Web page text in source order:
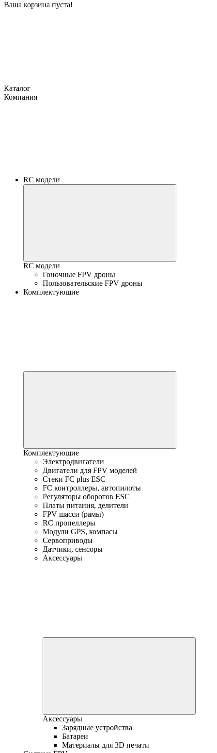
Ваша корзина пуста!
Каталог
Компания
RC модели
RC модели
Гоночные FPV дроны
Пользовательские FPV дроны
Комплектующие
Комплектующие
Электродвигатели
Двигатели для FPV моделей
Стеки FC plus ESC
FC контроллеры, автопилоты
Регуляторы оборотов ESC
Платы питания, делители
FPV шасси (рамы)
RC пропеллеры
Модули GPS, компасы
Сервоприводы
Датчики, сенсоры
Аксессуары
Аксессуары
Зарядные устройства
Батареи
Материалы для 3D печати